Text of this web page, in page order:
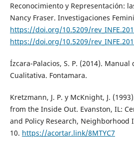
Reconocimiento y Representación:
Nancy Fraser. Investigaciones
https://doi.org/10.5209/
https://doi.org/10.5209/
Ízcara-Palacios, S. P. (2014).
Cualitativa. Fontamara.
Kretzmann, J. P. y McKnight, J.
from the Inside Out. Evanston, IL:
and Policy Research, Neighborhood
10. https://acortar.link/8MTYC7